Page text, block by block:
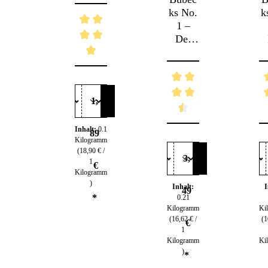
ive
Vollna
hrung
für
e
Gaume
Inhalt:0.1
Kilogramm
(18,90 € /
1
Kilogramm
)
1,
89
€
*
Durchschnittliche Bewertung von 4.96 von 5
ks No.
1 –
Der
he
Entens
nack –
Mono
getreid
efrei
Inhalt:
0.21
Kilogramm
(16,62 € /
1
Kilogramm
)
3,
49
€
*
Durchschnittliche